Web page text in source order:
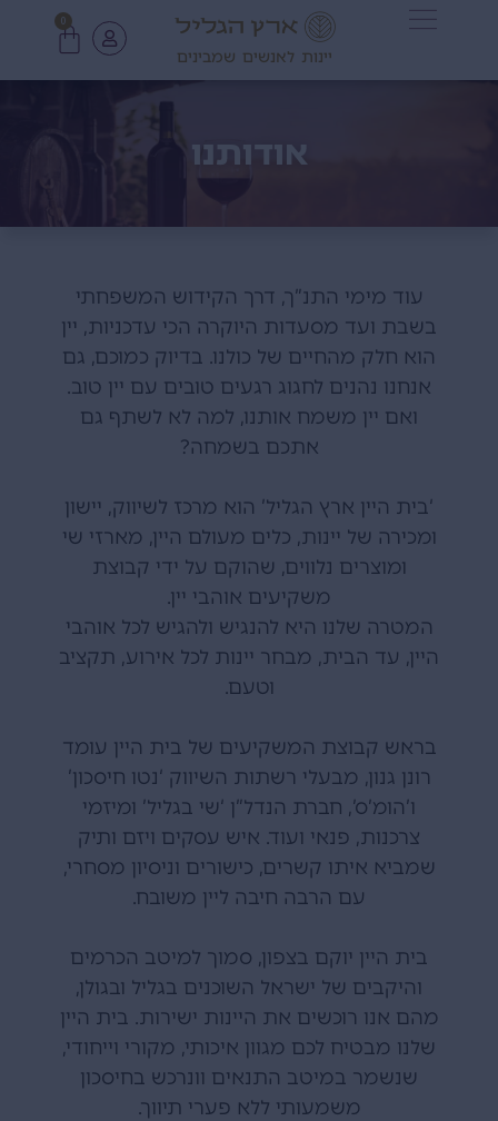
יינות לאנשים שמבינים
0
אודותנו
עוד מימי התנ”ך, דרך הקידוש המשפחתי
בשבת ועד מסעדות היוקרה הכי עדכניות, יין
הוא חלק מהחיים של כולנו. בדיוק כמוכם, גם
אנחנו נהנים לחגוג רגעים טובים עם יין טוב.
ואם יין משמח אותנו, למה לא לשתף גם
אתכם בשמחה?
‘בית היין ארץ הגליל’ הוא מרכז לשיווק, יישון
ומכירה של יינות, כלים מעולם היין, מארזי שי
ומוצרים נלווים, שהוקם על ידי קבוצת
משקיעים אוהבי יין.
המטרה שלנו היא להנגיש ולהגיש לכל אוהבי
היין, עד הבית, מבחר יינות לכל אירוע, תקציב
וטעם.
בראש קבוצת המשקיעים של בית היין עומד
רונן גנון, מבעלי רשתות השיווק ‘נטו חיסכון’
ו’הומ’ס’, חברת הנדל”ן ‘שי בגליל’ ומיזמי
צרכנות, פנאי ועוד. איש עסקים ויזם ותיק
שמביא איתו קשרים, כישורים וניסיון מסחרי,
עם הרבה חיבה ליין משובח.
בית היין יוקם בצפון, סמוך למיטב הכרמים
והיקבים של ישראל השוכנים בגליל ובגולן,
מהם אנו רוכשים את היינות ישירות. בית היין
שלנו מבטיח לכם מגוון איכותי, מקורי וייחודי,
שנשמר במיטב התנאים וונרכש בחיסכון
משמעותי ללא פערי תיווך.